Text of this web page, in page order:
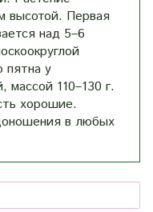
высотой. Первая
над 5–6
пятна у
массой 110–130 г.
хорошие.
в любых